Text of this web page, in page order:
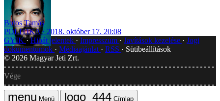
Botos Tamás
POLITIKA
2018. október 17. 20:08
GYIK Hibát jelentek Impresszum Javítások kezelése
Jogi
dokumentumok
Médiaajánlat RSS
Sütibeállítások
© 2026 Magyar Jeti Zrt.
Vége
Menü Címlap